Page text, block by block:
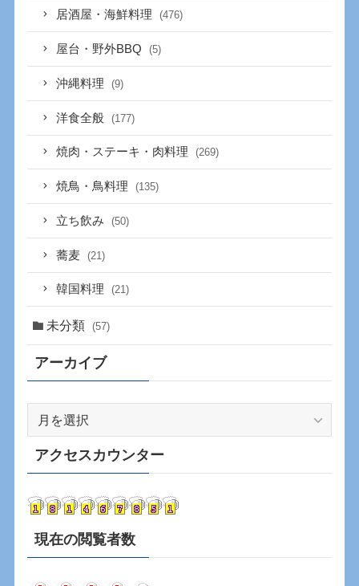
居酒屋・海鮮料理 (476)
屋台・野外BBQ (5)
沖縄料理 (9)
洋食全般 (177)
焼肉・ステーキ・肉料理 (269)
焼鳥・鳥料理 (135)
立ち飲み (50)
蕎麦 (21)
韓国料理 (21)
未分類 (57)
アーカイブ
カ
イ
アクセスカウンター
現在の閲覧者数